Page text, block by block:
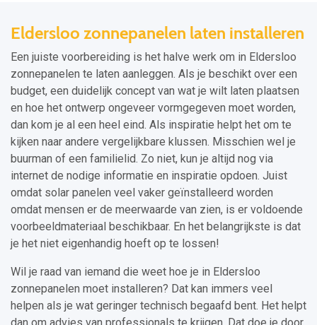
Eldersloo zonnepanelen laten installeren
Een juiste voorbereiding is het halve werk om in Eldersloo
zonnepanelen te laten aanleggen. Als je beschikt over een
budget, een duidelijk concept van wat je wilt laten plaatsen
en hoe het ontwerp ongeveer vormgegeven moet worden,
dan kom je al een heel eind. Als inspiratie helpt het om te
kijken naar andere vergelijkbare klussen. Misschien wel je
buurman of een familielid. Zo niet, kun je altijd nog via
internet de nodige informatie en inspiratie opdoen. Juist
omdat solar panelen veel vaker geïnstalleerd worden
omdat mensen er de meerwaarde van zien, is er voldoende
voorbeeldmateriaal beschikbaar. En het belangrijkste is dat
je het niet eigenhandig hoeft op te lossen!
Wil je raad van iemand die weet hoe je in Eldersloo
zonnepanelen moet installeren? Dat kan immers veel
helpen als je wat geringer technisch begaafd bent. Het helpt